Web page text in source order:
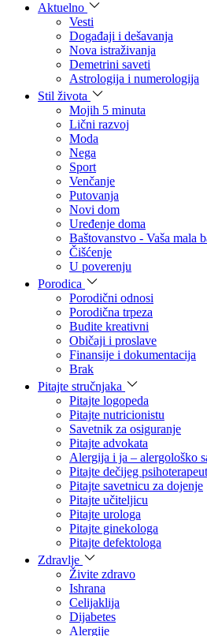
Aktuelno
Vesti
Događaji i dešavanja
Nova istraživanja
Demetrini saveti
Astrologija i numerologija
Stil života
Mojih 5 minuta
Lični razvoj
Moda
Nega
Sport
Venčanje
Putovanja
Novi dom
Uređenje doma
Baštovanstvo - Vaša mala
Čišćenje
U poverenju
Porodica
Porodični odnosi
Porodična trpeza
Budite kreativni
Običaji i proslave
Finansije i dokumentacija
Brak
Pitajte stručnjaka
Pitajte logopeda
Pitajte nutricionistu
Savetnik za osiguranje
Pitajte advokata
Alergija i ja – alergološko
Pitajte dečijeg
Pitajte savetnicu za dojenje
Pitajte učiteljicu
Pitajte urologa
Pitajte ginekologa
Pitajte defektologa
Zdravlje
Živite zdravo
Ishrana
Celijaklija
Dijabetes
Alergije